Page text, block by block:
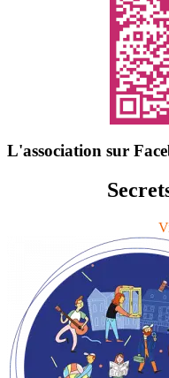
L'association sur